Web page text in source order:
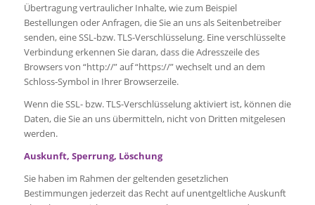
Übertragung vertraulicher Inhalte, wie zum Beispiel
Bestellungen oder Anfragen, die Sie an uns als Seitenbetreiber
senden, eine SSL-bzw. TLS-Verschlüsselung. Eine verschlüsselte
Verbindung erkennen Sie daran, dass die Adresszeile des
Browsers von “http://” auf “https://” wechselt und an dem
Schloss-Symbol in Ihrer Browserzeile.
Wenn die SSL- bzw. TLS-Verschlüsselung aktiviert ist, können die
Daten, die Sie an uns übermitteln, nicht von Dritten mitgelesen
werden.
Auskunft, Sperrung, Löschung
Sie haben im Rahmen der geltenden gesetzlichen
Bestimmungen jederzeit das Recht auf unentgeltliche Auskunft